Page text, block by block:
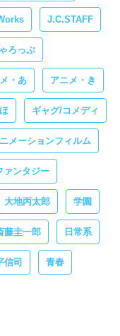
J.C.STAFF
ろっぷ
・あ アニメ・き
ギャグ/コメディ
メーションフィルム
ァンタジー
大地丙太郎 学園
藤圭一郎 日常系
信司 青春